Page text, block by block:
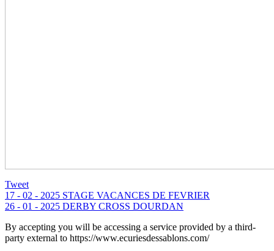
Tweet
17 - 02 - 2025 STAGE VACANCES DE FEVRIER
26 - 01 - 2025 DERBY CROSS DOURDAN
By accepting you will be accessing a service provided by a third-
party external to https://www.ecuriesdessablons.com/